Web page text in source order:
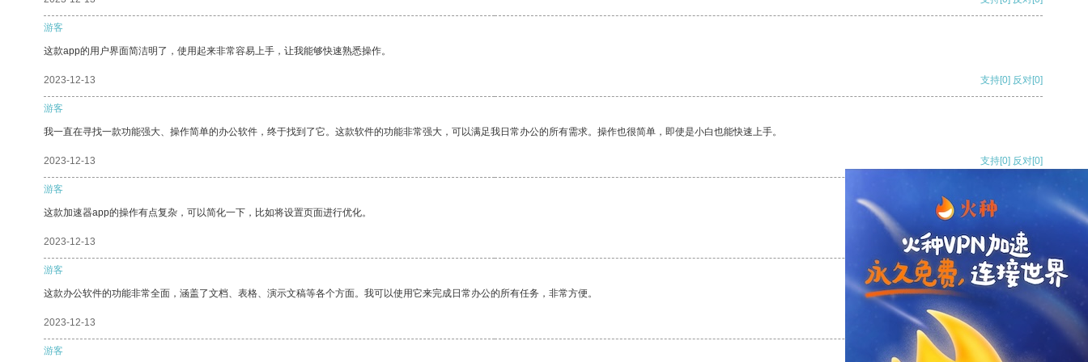
游客
这款app的用户界面简洁明了，使用起来非常容易上手，让我能够快速熟悉操作。
2023-12-13 支持[0] 反对[0]
游客
我一直在寻找一款功能强大、操作简单的办公软件，终于找到了它。这款软件的功能非常强大，可以满足我日常办公的所有需求。操作也很简单，即使是小白也能快速上手。
2023-12-13 支持[0] 反对[0]
游客
这款加速器app的操作有点复杂，可以简化一下，比如将设置页面进行优化。
2023-12-13 支持[0] 反对
游客
这款办公软件的功能非常全面，涵盖了文档、表格、演示文稿等各个方面。我可以使用它来完成日常办公的所有任务，非常方便。
2023-12-13 支持
游客